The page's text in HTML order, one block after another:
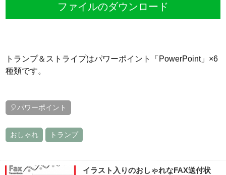
ファイルのダウンロード
トランプ＆ストライプはパワーポイント「PowerPoint」×6
種類です。
🎈パワーポイント
おしゃれ トランプ
イラスト入りのおしゃれなFAX送付状